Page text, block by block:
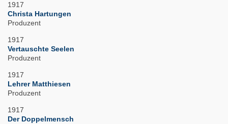
1917
Christa Hartungen
Produzent
1917
Vertauschte Seelen
Produzent
1917
Lehrer Matthiesen
Produzent
1917
Der Doppelmensch